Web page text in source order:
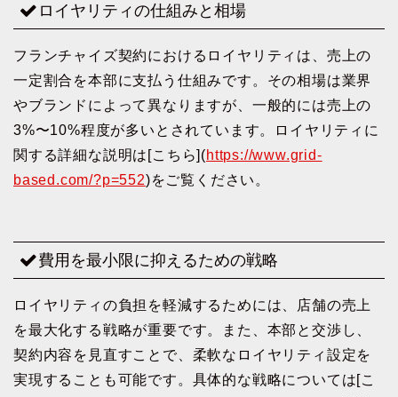
ロイヤリティの仕組みと相場
フランチャイズ契約におけるロイヤリティは、売上の
一定割合を本部に支払う仕組みです。その相場は業界
やブランドによって異なりますが、一般的には売上の
3%〜10%程度が多いとされています。ロイヤリティに
関する詳細な説明は[こちら](https://www.grid-
based.com/?p=552)をご覧ください。
費用を最小限に抑えるための戦略
ロイヤリティの負担を軽減するためには、店舗の売上
を最大化する戦略が重要です。また、本部と交渉し、
契約内容を見直すことで、柔軟なロイヤリティ設定を
実現することも可能です。具体的な戦略については[こ